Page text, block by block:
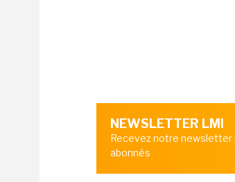
NEWSLETTER LMI
Recevez notre
abonnés